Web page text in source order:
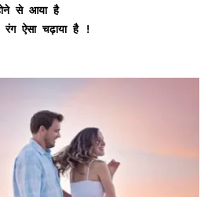
से आया है
ऐसा चढ़ाया है !